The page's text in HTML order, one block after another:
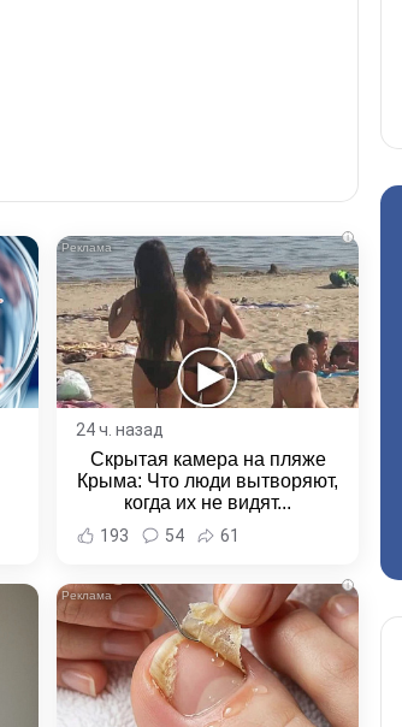
i
24 ч. назад
Скрытая камера на пляже
Крыма: Что люди вытворяют,
когда их не видят...
193 54 61
i